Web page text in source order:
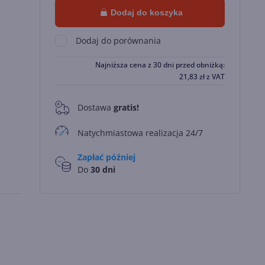
Dodaj do koszyka
Dodaj do porównania
Najniższa cena z 30 dni przed obniżką:
21,83 złz VAT
0 Dostawa gratis!
Natychmiastowa realizacja 24/7
Zapłać później
Do 30 dni